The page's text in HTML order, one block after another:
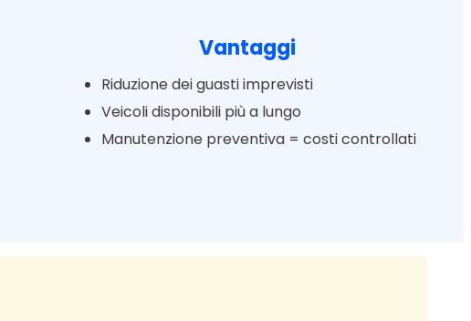
Vantaggi
Riduzione dei guasti imprevisti
Veicoli disponibili più a lungo
Manutenzione preventiva = costi controllati